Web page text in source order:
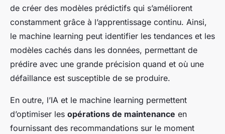
de créer des modèles prédictifs qui s’améliorent
constamment grâce à l’apprentissage continu. Ainsi,
le machine learning peut identifier les tendances et les
modèles cachés dans les données, permettant de
prédire avec une grande précision quand et où une
défaillance est susceptible de se produire.
En outre, l’IA et le machine learning permettent
d’optimiser les opérations de maintenance en
fournissant des recommandations sur le moment